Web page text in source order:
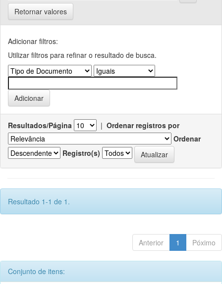
Retornar valores
Adicionar filtros:
Utilizar filtros para refinar o resultado de busca.
Resultados/Página | Ordenar registros por
Ordenar
Registro(s)
Resultado 1-1 de 1.
Anterior 1 Póximo
Conjunto de itens: